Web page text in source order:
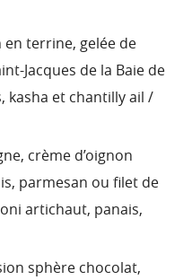
en terrine, gelée de
Jacques de la Baie de
kasha et chantilly ail /
crème d’oignon
parmesan ou filet de
artichaut, panais,
sphère chocolat,